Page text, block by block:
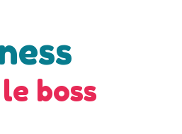
boss